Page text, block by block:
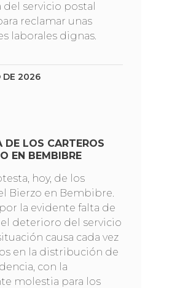
del servicio postal
reclamar unas
laborales dignas.
DE 2026
DE LOS CARTEROS
EN BEMBIBRE
hoy, de los
Bierzo en Bembibre.
la evidente falta de
el deterioro del servicio
causa cada vez
en la distribución de
con la
molestia para los